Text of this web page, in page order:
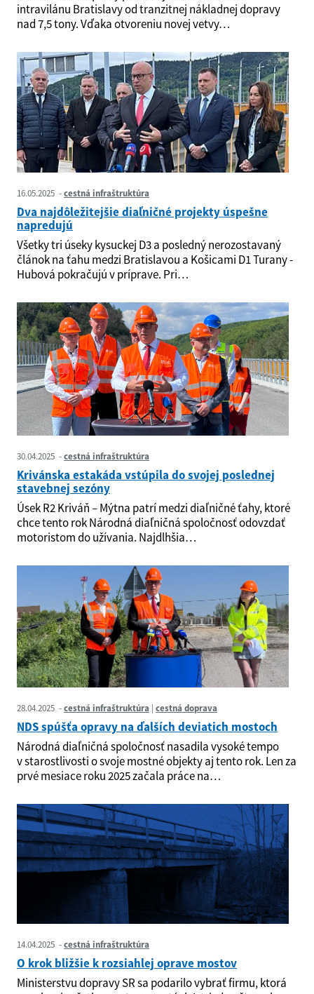
intravilánu Bratislavy od tranzitnej nákladnej dopravy
nad 7,5 tony. Vďaka otvoreniu novej vetvy…
16.05.2025 cestná infraštruktúra
Dva najdôležitejšie diaľničné projekty úspešne
napredujú
Všetky tri úseky kysuckej D3 a posledný nerozostavaný
článok na ťahu medzi Bratislavou a Košicami D1 Turany -
Hubová pokračujú v príprave. Pri…
30.04.2025 cestná infraštruktúra
Krivánska estakáda vstúpila do svojej poslednej
stavebnej sezóny
Úsek R2 Kriváň – Mýtna patrí medzi diaľničné ťahy, ktoré
chce tento rok Národná diaľničná spoločnosť odovzdať
motoristom do užívania. Najdlhšia…
28.04.2025 cestná infraštruktúra cestná doprava
NDS spúšťa opravy na ďalších deviatich mostoch
Národná diaľničná spoločnosť nasadila vysoké tempo
v starostlivosti o svoje mostné objekty aj tento rok. Len za
prvé mesiace roku 2025 začala práce na…
14.04.2025 cestná infraštruktúra
O krok bližšie k rozsiahlej oprave mostov
Ministerstvu dopravy SR sa podarilo vybrať firmu, ktorá